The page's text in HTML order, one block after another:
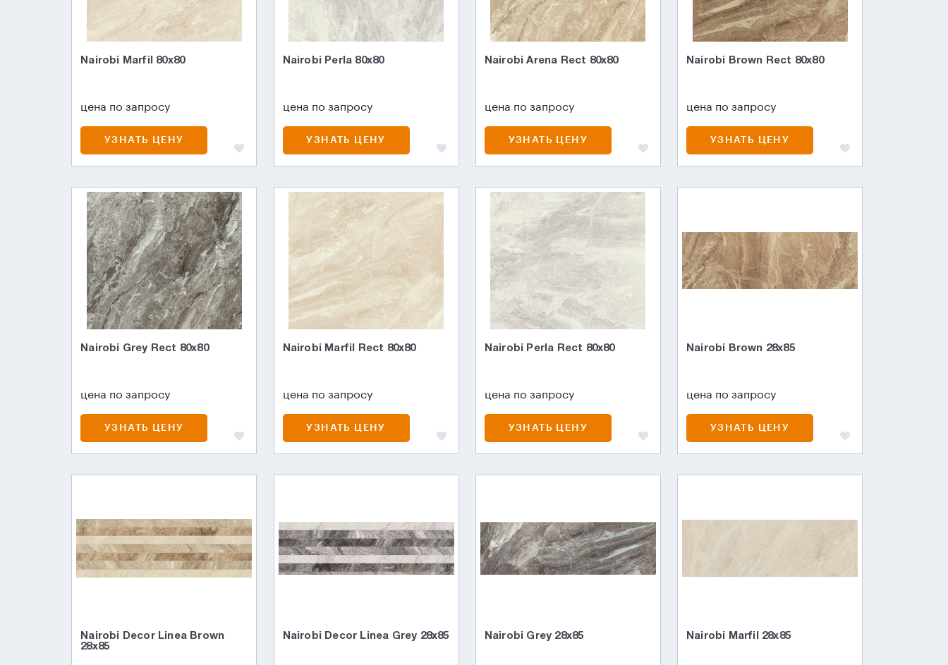
Nairobi Marfil 80x80
цена по запросу
УЗНАТЬ ЦЕНУ
Nairobi Perla 80x80
цена по запросу
УЗНАТЬ ЦЕНУ
Nairobi Arena Rect 80x80
цена по запросу
УЗНАТЬ ЦЕНУ
Nairobi Brown Rect 80x80
цена по запросу
УЗНАТЬ ЦЕНУ
Nairobi Grey Rect 80x80
цена по запросу
УЗНАТЬ ЦЕНУ
Nairobi Marfil Rect 80x80
цена по запросу
УЗНАТЬ ЦЕНУ
Nairobi Perla Rect 80x80
цена по запросу
УЗНАТЬ ЦЕНУ
Nairobi Brown 28x85
цена по запросу
УЗНАТЬ ЦЕНУ
Nairobi Decor Linea Brown
28x85
Nairobi Decor Linea Grey 28x85 Nairobi Grey 28x85 Nairobi Marfil 28x85